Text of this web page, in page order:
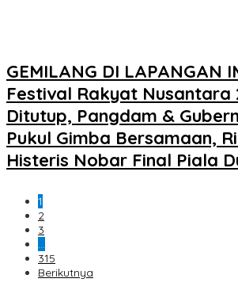
GEMILANG DI LAPANGAN
Festival Rakyat Nusantara
Ditutup, Pangdam &
Pukul Gimba Bersamaan,
Histeris Nobar Final Piala
1
2
3
…
315
Berikutnya